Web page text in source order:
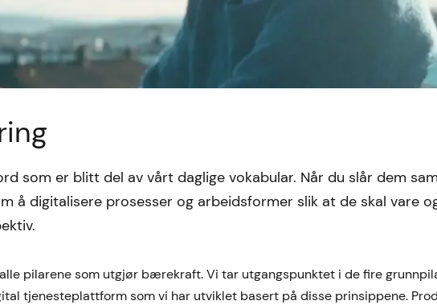
som er blitt del av vårt daglige vokabular. Når du slår dem
å digitalisere prosesser og arbeidsformer slik at de skal vare
pilarene som utgjør bærekraft. Vi tar utgangspunktet i de fire
tjenesteplattform som vi har utviklet basert på disse prinsippene.